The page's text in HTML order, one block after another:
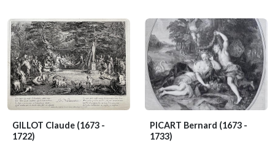
GILLOT Claude (1673 -
1722)
PICART Bernard (1673 -
1733)